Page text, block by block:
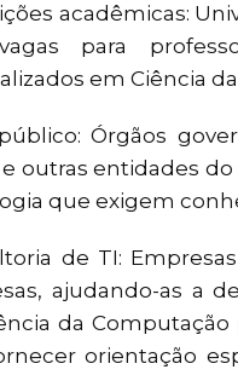
acadêmicas:
para
em Ciência
Órgãos
outras entidades
que exigem
de TI:
ajudando-as a
da
orientação